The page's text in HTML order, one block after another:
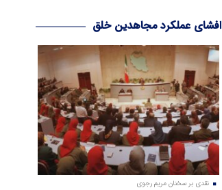
افشای عملکرد مجاهدین خلق
نقدی بر سخنان مریم رجوی